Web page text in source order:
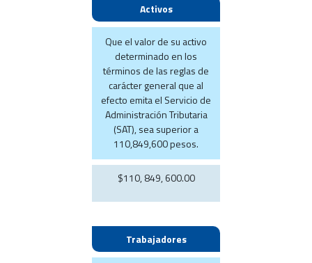
Activos
Que el valor de su activo
determinado en los
términos de las reglas de
carácter general que al
efecto emita el Servicio de
Administración Tributaria
(SAT), sea superior a
110,849,600 pesos.
$110, 849, 600.00
Trabajadores